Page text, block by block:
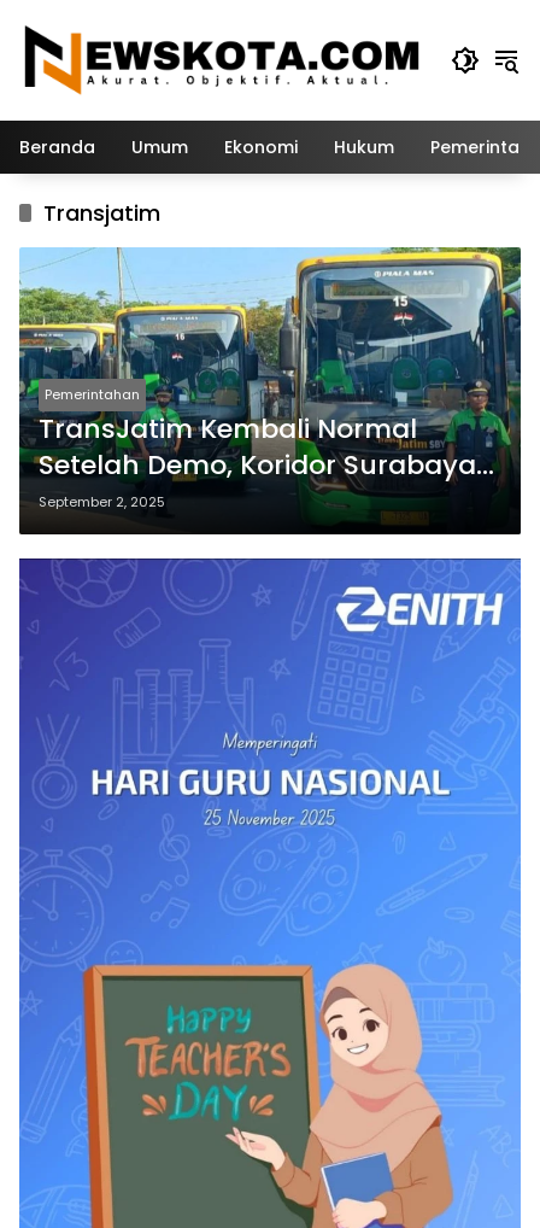
konten
Beranda Umum Ekonomi Hukum
Transjatim
Pemerintahan
TransJatim Kembali Normal
Setelah Demo, Koridor Surabaya-
Bangkalan Beroperasi Lagi
September 2, 2025